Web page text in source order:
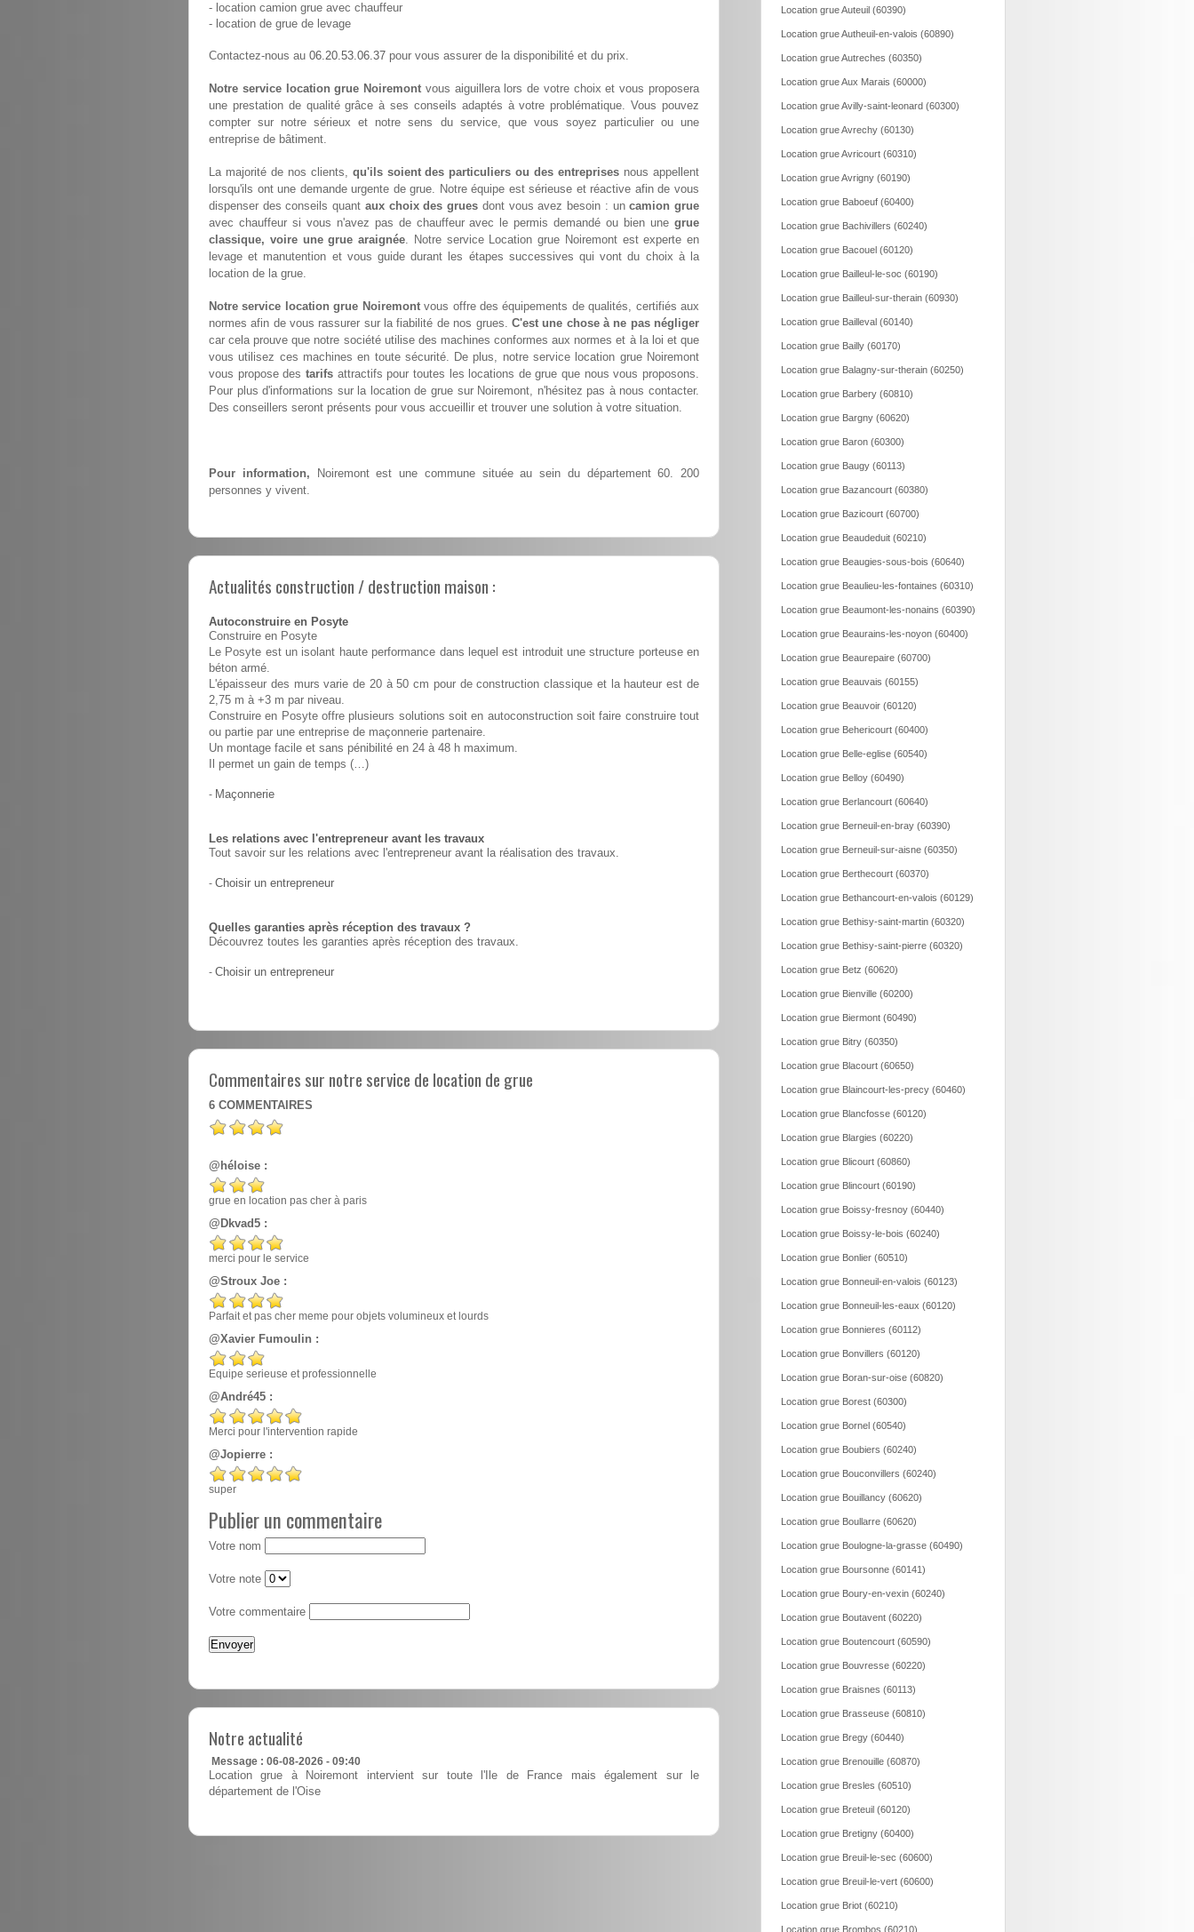
- location camion grue avec chauffeur
- location de grue de levage
Contactez-nous au 06.20.53.06.37 pour vous assurer de la disponibilité et du prix.
Notre service location grue Noiremont vous aiguillera lors de votre choix et vous proposera
une prestation de qualité grâce à ses conseils adaptés à votre problématique. Vous pouvez
compter sur notre sérieux et notre sens du service, que vous soyez particulier ou une
entreprise de bâtiment.
La majorité de nos clients, qu'ils soient des particuliers ou des entreprises nous appellent
lorsqu'ils ont une demande urgente de grue. Notre équipe est sérieuse et réactive afin de vous
dispenser des conseils quant aux choix des grues dont vous avez besoin : uncamion grue
avec chauffeur si vous n'avez pas de chauffeur avec le permis demandé ou bien une grue
classique, voire une grue araignée. Notre service Location grue Noiremont est experte en
levage et manutention et vous guide durant les étapes successives qui vont du choix à la
location de la grue.
Notre service location grue Noiremontvous offre des équipements de qualités, certifiés aux
normes afin de vous rassurer sur la fiabilité de nos grues. C'est une chose à ne pas négliger
car cela prouve que notre société utilise des machines conformes aux normes et à la loi et que
vous utilisez ces machines en toute sécurité. De plus, notre service location grue Noiremont
vous propose des tarifsattractifs pour toutes les locations de grue que nous vous proposons.
Pour plus d'informations sur la location de grue sur Noiremont, n'hésitez pas à nous contacter.
Des conseillers seront présents pour vous accueillir et trouver une solution à votre situation.
Pour information, Noiremont est une commune située au sein du département 60. 200
personnes y vivent.
Actualités construction / destruction maison :
Autoconstruire en Posyte
Construire en Posyte
Le Posyte est un isolant haute performance dans lequel est introduit une structure porteuse en
béton armé.
L'épaisseur des murs varie de 20 à 50 cm pour de construction classique et la hauteur est de
2,75 m à +3 m par niveau.
Construire en Posyte offre plusieurs solutions soit en autoconstruction soit faire construire tout
ou partie par une entreprise de maçonnerie partenaire.
Un montage facile et sans pénibilité en 24 à 48 h maximum.
Il permet un gain de temps (…)
- Maçonnerie
Les relations avec l'entrepreneur avant les travaux
Tout savoir sur les relations avec l'entrepreneur avant la réalisation des travaux.
- Choisir un entrepreneur
Quelles garanties après réception des travaux ?
Découvrez toutes les garanties après réception des travaux.
- Choisir un entrepreneur
Commentaires sur notre service de location de grue
6 COMMENTAIRES
@héloise :
grue en location pas cher à paris
@Dkvad5 :
merci pour le service
@Stroux Joe :
Parfait et pas cher meme pour objets volumineux et lourds
@Xavier Fumoulin :
Equipe serieuse et professionnelle
@André45 :
Merci pour l'intervention rapide
@Jopierre :
super
Publier un commentaire
Votre nom
Votre note
Votre commentaire
Notre actualité
Message : 06-08-2026 - 09:40
Location grue à Noiremont intervient sur toute l'Ile de France mais également sur le
département de l'Oise
Location grue Auteuil (60390)
Location grue Autheuil-en-valois (60890)
Location grue Autreches (60350)
Location grue Aux Marais (60000)
Location grue Avilly-saint-leonard (60300)
Location grue Avrechy (60130)
Location grue Avricourt (60310)
Location grue Avrigny (60190)
Location grue Baboeuf (60400)
Location grue Bachivillers (60240)
Location grue Bacouel (60120)
Location grue Bailleul-le-soc (60190)
Location grue Bailleul-sur-therain (60930)
Location grue Bailleval (60140)
Location grue Bailly (60170)
Location grue Balagny-sur-therain (60250)
Location grue Barbery (60810)
Location grue Bargny (60620)
Location grue Baron (60300)
Location grue Baugy (60113)
Location grue Bazancourt (60380)
Location grue Bazicourt (60700)
Location grue Beaudeduit (60210)
Location grue Beaugies-sous-bois (60640)
Location grue Beaulieu-les-fontaines (60310)
Location grue Beaumont-les-nonains (60390)
Location grue Beaurains-les-noyon (60400)
Location grue Beaurepaire (60700)
Location grue Beauvais (60155)
Location grue Beauvoir (60120)
Location grue Behericourt (60400)
Location grue Belle-eglise (60540)
Location grue Belloy (60490)
Location grue Berlancourt (60640)
Location grue Berneuil-en-bray (60390)
Location grue Berneuil-sur-aisne (60350)
Location grue Berthecourt (60370)
Location grue Bethancourt-en-valois (60129)
Location grue Bethisy-saint-martin (60320)
Location grue Bethisy-saint-pierre (60320)
Location grue Betz (60620)
Location grue Bienville (60200)
Location grue Biermont (60490)
Location grue Bitry (60350)
Location grue Blacourt (60650)
Location grue Blaincourt-les-precy (60460)
Location grue Blancfosse (60120)
Location grue Blargies (60220)
Location grue Blicourt (60860)
Location grue Blincourt (60190)
Location grue Boissy-fresnoy (60440)
Location grue Boissy-le-bois (60240)
Location grue Bonlier (60510)
Location grue Bonneuil-en-valois (60123)
Location grue Bonneuil-les-eaux (60120)
Location grue Bonnieres (60112)
Location grue Bonvillers (60120)
Location grue Boran-sur-oise (60820)
Location grue Borest (60300)
Location grue Bornel (60540)
Location grue Boubiers (60240)
Location grue Bouconvillers (60240)
Location grue Bouillancy (60620)
Location grue Boullarre (60620)
Location grue Boulogne-la-grasse (60490)
Location grue Boursonne (60141)
Location grue Boury-en-vexin (60240)
Location grue Boutavent (60220)
Location grue Boutencourt (60590)
Location grue Bouvresse (60220)
Location grue Braisnes (60113)
Location grue Brasseuse (60810)
Location grue Bregy (60440)
Location grue Brenouille (60870)
Location grue Bresles (60510)
Location grue Breteuil (60120)
Location grue Bretigny (60400)
Location grue Breuil-le-sec (60600)
Location grue Breuil-le-vert (60600)
Location grue Briot (60210)
Location grue Brombos (60210)